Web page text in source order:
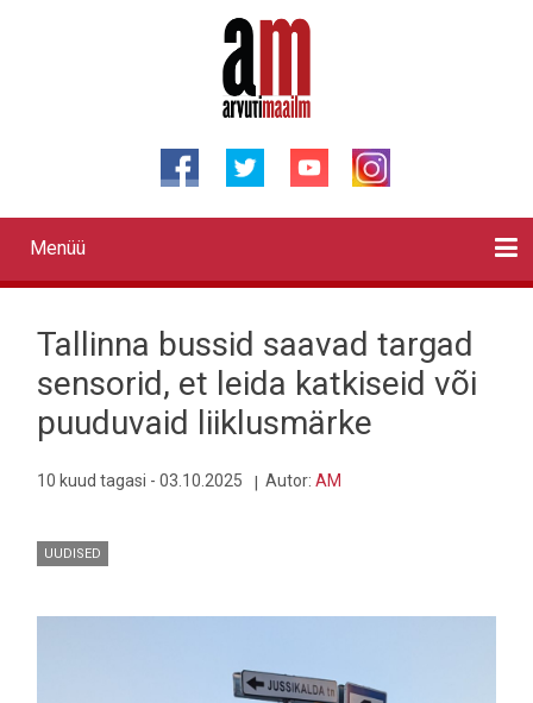
Primary
links
Menüü
Tallinna bussid saavad targad
sensorid, et leida katkiseid või
puuduvaid liiklusmärke
10 kuud tagasi - 03.10.2025 Autor: AM
UUDISED